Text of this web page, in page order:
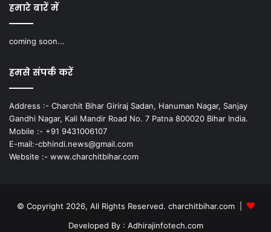
हमारे बारें में
coming soon...
हमसे संपर्क करें
Address :- Charchit Bihar Giriraj Sadan, Hanuman Nagar, Sanjay
Gandhi Nagar, Kali Mandir Road No. 7 Patna 800020 Bihar India.
Mobile :- +91 9431006107
E-mail:-cbhindi.news@gmail.com
Website :- www.charchitbihar.com
© Copyright 2026, All Rights Reserved. charchitbihar.com |
Developed By : Adhirajinfotech.com